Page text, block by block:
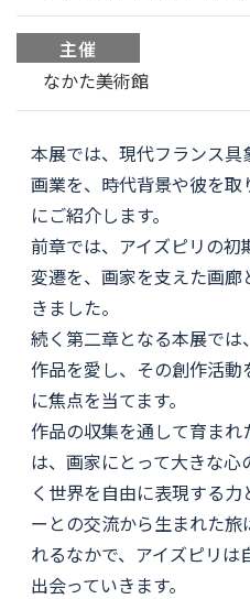
主催
なかた美術館
本展では、現代フランス
画業を、時代背景や彼を
にご紹介します。
前章では、アイズピリの
変遷を、画家を支えた画
きました。
続く第二章となる本展で
作品を愛し、その創作活
に焦点を当てます。
作品の収集を通して育ま
は、画家にとって大きな
く世界を自由に表現する
ーとの交流から生まれた
れるなかで、アイズピリは
出会っていきます。